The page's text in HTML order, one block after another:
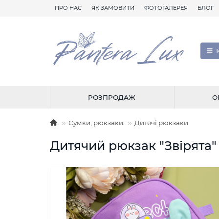
ПРО НАС ЯК ЗАМОВИТИ ФОТОГАЛЕРЕЯ БЛОГ
РОЗПРОДАЖ
Сумки, рюкзаки Дитячі рюкзаки
Дитячий рюкзак